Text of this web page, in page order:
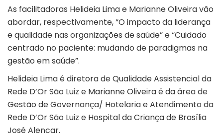
As facilitadoras Helideia Lima e Marianne Oliveira vão
abordar, respectivamente, “O impacto da liderança
e qualidade nas organizações de saúde” e “Cuidado
centrado no paciente: mudando de paradigmas na
gestão em saúde”.
Helideia Lima é diretora de Qualidade Assistencial da
Rede D’Or São Luiz e Marianne Oliveira é da área de
Gestão de Governança/ Hotelaria e Atendimento da
Rede D’Or São Luiz e Hospital da Criança de Brasília
José Alencar.